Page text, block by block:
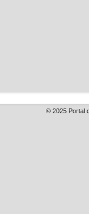
© 2025 Portal